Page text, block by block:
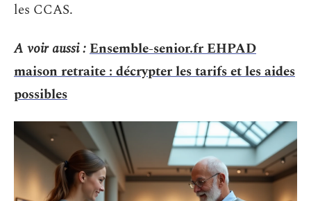
les CCAS.
A voir aussi :Ensemble-senior.fr EHPAD
maison retraite : décrypter les tarifs et les aides
possibles